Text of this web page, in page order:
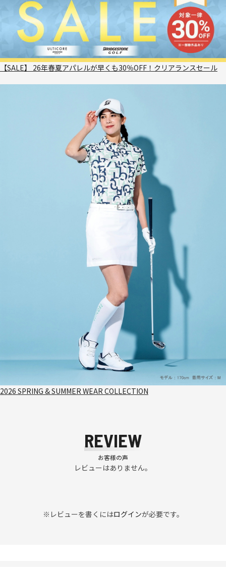
【SALE】 26年春夏アパレルが早くも30％OFF！クリアランスセール
2026 SPRING & SUMMER WEAR COLLECTION
REVIEW
お客様の声
レビューはありません。
※レビューを書くにはログインが必要です。